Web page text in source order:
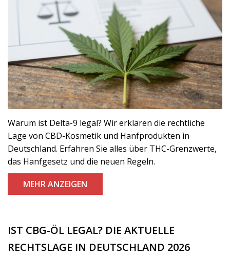
Warum ist Delta-9 legal? Wir erklären die rechtliche
Lage von CBD-Kosmetik und Hanfprodukten in
Deutschland. Erfahren Sie alles über THC-Grenzwerte,
das Hanfgesetz und die neuen Regeln.
MEHR ANZEIGEN
IST CBG-ÖL LEGAL? DIE AKTUELLE
RECHTSLAGE IN DEUTSCHLAND 2026